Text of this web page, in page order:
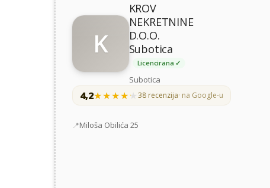
K
KROV
NEKRETNINE
D.O.O.
Subotica
Licencirana ✓
Subotica
4,2★★★★★
★★★★★38 recenzija· na Google-u
Adresa
Miloša Obilića 25